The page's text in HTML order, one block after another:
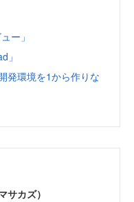
ー」
」
発環境を1から作りな
サカズ）